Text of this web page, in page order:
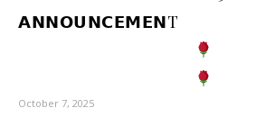
𝗔𝗡𝗡𝗢𝗨𝗡𝗖𝗘𝗠𝗘𝗡T
October 7, 2025